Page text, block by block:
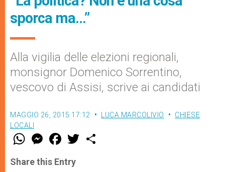
sporca ma…”
Alla vigilia delle elezioni regionali,
monsignor Domenico Sorrentino,
vescovo di Assisi, scrive ai candidati
MAGGIO 26, 2015 17:12 LUCA MARCOLIVIO
CHIESE
LOCALI
W
t
s
M
e
s
e
F
a
e
b
w
Share this Entry